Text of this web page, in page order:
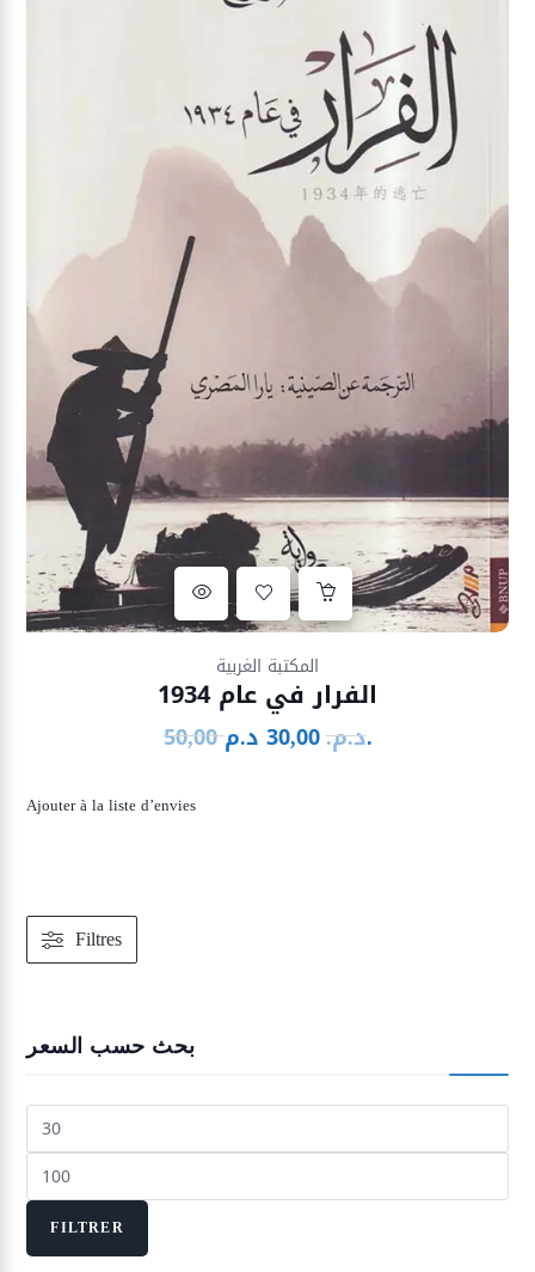
المكتبة الغربية
الفرار في عام 1934
50,00 د.م.
Le
30,00 د.م.Le
Ajouter à la liste d’envies
Filtres
بحث حسب السعر
Prix
min
Prix
max
FILTRER